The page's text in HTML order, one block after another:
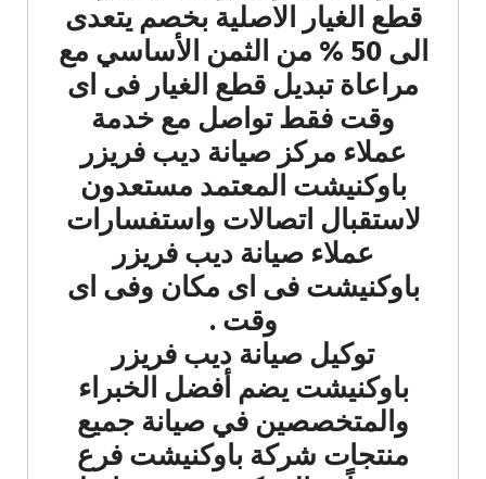
قطع الغيار الاصلية بخصم يتعدى
الى 50 % من الثمن الأساسي مع
مراعاة تبديل قطع الغيار فى اى
وقت فقط تواصل مع خدمة
عملاء مركز صيانة ديب فريزر
باوكنيشت المعتمد مستعدون
لاستقبال اتصالات واستفسارات
عملاء صيانة ديب فريزر
باوكنيشت فى اى مكان وفى اى
وقت .
توكيل صيانة ديب فريزر
باوكنيشت يضم أفضل الخبراء
والمتخصصين في صيانة جميع
منتجات شركة باوكنيشت فرع